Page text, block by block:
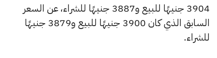
3904 جنيهًا للبيع و3887 جنيهًا للشراء، عن السعر
السابق الذي كان 3900 جنيهًا للبيع و3879 جنيهًا
للشراء.